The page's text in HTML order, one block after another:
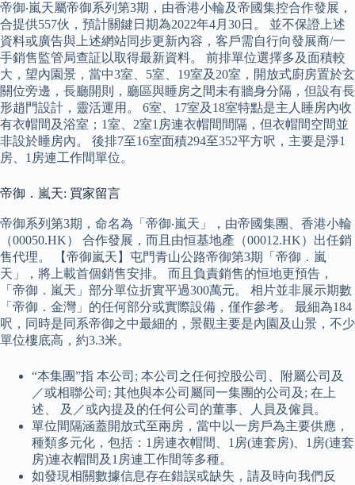
帝御‧嵐天屬帝御系列第3期，由香港小輪及帝國集控合作發展，
合提供557伙，預計關鍵日期為2022年4月30日。 並不保證上述
資料或廣告與上述網站同步更新內容，客戶需自行向發展商/一
手銷售監管局查証以取得最新資料。 前排單位選擇多及面積較
大，望內園景，當中3室、5室、19室及20室，開放式廚房置於玄
關位旁邊，長廳開則，廳區與睡房之間未有牆身分隔，但設有長
形趙門設計，靈活運用。 6室、17室及18室特點是主人睡房內收
有衣帽間及浴室；1室、2室1房連衣帽間間隔，但衣帽間空間並
非設於睡房內。 後排7至16室面積294至352平方呎，主要是淨1
房、1房連工作間單位。
帝御．嵐天: 買家留言
帝御系列第3期，命名為「帝御‧嵐天」，由帝國集團、香港小輪
（00050.HK） 合作發展，而且由恒基地產（00012.HK）出任銷
售代理。 【帝御嵐天】屯門青山公路帝御第3期「帝御．嵐
天」，將上載首個銷售安排。 而且負責銷售的恒地更預告，
「帝御．嵐天」部分單位折實平過300萬元。 相片並非展示期數
「帝御．金灣」的任何部分或實際設備，僅作參考。 最細為184
呎，同時是同系帝御之中最細的，景觀主要是內園及山景，不少
單位樓底高，約3.3米。
“本集團”指 本公司; 本公司之任何控股公司、附屬公司及
／或相聯公司; 其他與本公司屬同一集團的公司及; 在上
述、 及／或內提及的任何公司的董事、人員及僱員。
單位間隔涵蓋開放式至兩房，當中以一房戶為主要供應，
種類多元化，包括：1房連衣帽間、1房(連套房)、1房(連套
房)連衣帽間及1房連工作間等多種。
如發現相關數據信息存在錯誤或缺失，請及時向我們反